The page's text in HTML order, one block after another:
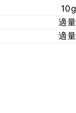
10g
適量
適量